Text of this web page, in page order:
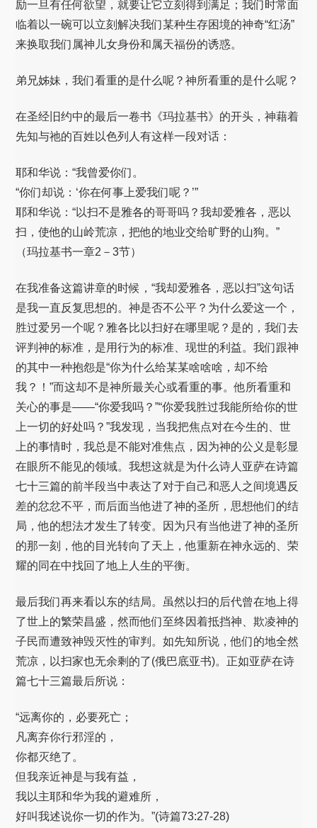
励一旦有任何欲望，就要让它立刻得到满足；我们时常面
临着以一碗可以立刻解决我们某种生存困境的神奇“红汤”
来换取我们属神儿女身份和属天福份的诱惑。
弟兄姊妹，我们看重的是什么呢？神所看重的是什么呢？
在圣经旧约中的最后一卷书《玛拉基书》的开头，神藉着
先知与祂的百姓以色列人有这样一段对话：
耶和华说：“我曾爱你们。
“你们却说：‘你在何事上爱我们呢？’”
耶和华说：“以扫不是雅各的哥哥吗？我却爱雅各，恶以
扫，使他的山岭荒凉，把他的地业交给旷野的山狗。”
（玛拉基书一章2－3节）
在我准备这篇讲章的时候，“我却爱雅各，恶以扫”这句话
是我一直反复思想的。神是否不公平？为什么爱这一个，
胜过爱另一个呢？雅各比以扫好在哪里呢？是的，我们去
评判神的标准，是用行为的标准、现世的利益。我们跟神
的其中一种抱怨是“你为什么给某某啥啥啥，却不给
我？！”而这却不是神所最关心或看重的事。他所看重和
关心的事是——“你爱我吗？”“你爱我胜过我能所给你的世
上一切的好处吗？”我发现，当我把焦点对在今生的、世
上的事情时，我总是不能对准焦点，因为神的公义是彰显
在眼所不能见的领域。我想这就是为什么诗人亚萨在诗篇
七十三篇的前半段当中表达了对于自己和恶人之间境遇反
差的忿忿不平，而后面当他进了神的圣所，思想他们的结
局，他的想法才发生了转变。因为只有当他进了神的圣所
的那一刻，他的目光转向了天上，他重新在神永远的、荣
耀的同在中找回了地上人生的平衡。
最后我们再来看以东的结局。虽然以扫的后代曾在地上得
了世上的繁荣昌盛，然而他们至终因着抵挡神、欺凌神的
子民而遭致神毁灭性的审判。如先知所说，他们的地全然
荒凉，以扫家也无余剩的了(俄巴底亚书)。正如亚萨在诗
篇七十三篇最后所说：
“远离你的，必要死亡；
凡离弃你行邪淫的，
你都灭绝了。
但我亲近神是与我有益，
我以主耶和华为我的避难所，
好叫我述说你一切的作为。”(诗篇73:27-28)